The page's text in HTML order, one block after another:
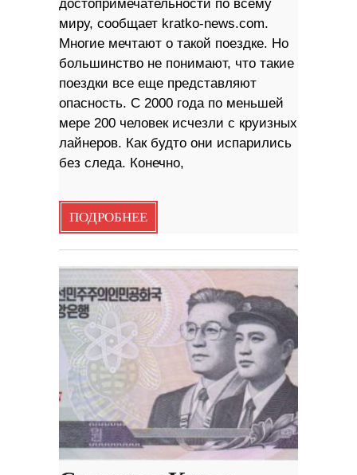
достопримечательности по всему
миру, сообщает kratko-news.com.
Многие мечтают о такой поездке. Но
большинство не понимают, что такие
поездки все еще представляют
опасность. С 2000 года по меньшей
мере 200 человек исчезли с круизных
лайнеров. Как будто они испарились
без следа. Конечно,
ПОДРОБНЕЕ